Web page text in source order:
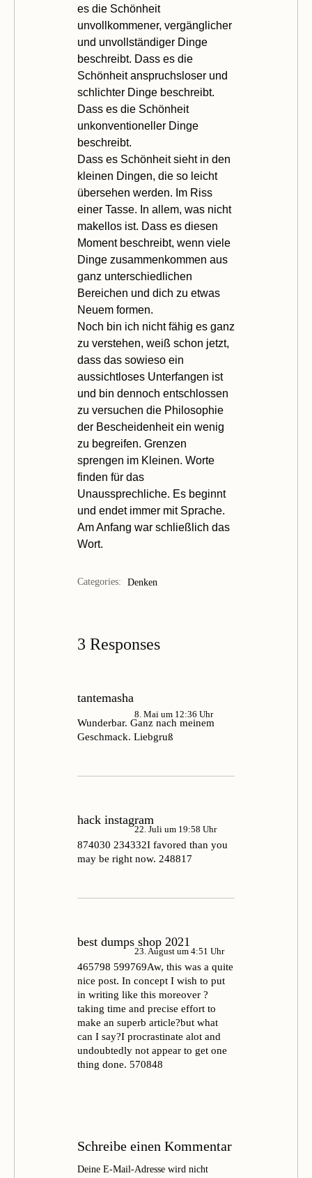
es die Schönheit
unvollkommener, vergänglicher
und unvollständiger Dinge
beschreibt. Dass es die
Schönheit anspruchsloser und
schlichter Dinge beschreibt.
Dass es die Schönheit
unkonventioneller Dinge
beschreibt.
Dass es Schönheit sieht in den
kleinen Dingen, die so leicht
übersehen werden. Im Riss
einer Tasse. In allem, was nicht
makellos ist. Dass es diesen
Moment beschreibt, wenn viele
Dinge zusammenkommen aus
ganz unterschiedlichen
Bereichen und dich zu etwas
Neuem formen.
Noch bin ich nicht fähig es ganz
zu verstehen, weiß schon jetzt,
dass das sowieso ein
aussichtloses Unterfangen ist
und bin dennoch entschlossen
zu versuchen die Philosophie
der Bescheidenheitein wenig
zu begreifen. Grenzen
sprengen im Kleinen. Worte
finden für das
Unaussprechliche. Es beginnt
und endet immer mit Sprache.
Am Anfang war schließlich das
Wort.
Categories: Denken
3 Responses
tantemasha
8. Mai um 12:36 Uhr
Wunderbar. Ganz nach meinem
Geschmack. Liebgruß
hack instagram
22. Juli um 19:58 Uhr
874030 234332I favored than you
may be right now. 248817
best dumps shop 2021
23. August um 4:51 Uhr
465798 599769Aw, this was a quite
nice post. In concept I wish to put
in writing like this moreover ?
taking time and precise effort to
make an superb article?but what
can I say?I procrastinate alot and
undoubtedly not appear to get one
thing done. 570848
Schreibe einen Kommentar
Deine E-Mail-Adresse wird nicht